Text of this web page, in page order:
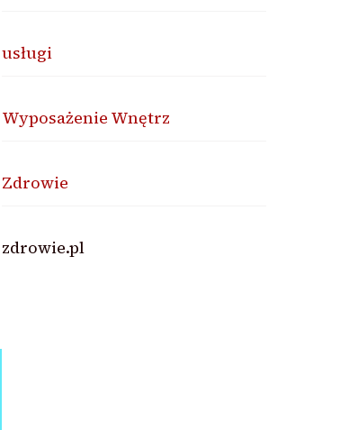
usługi
Wyposażenie Wnętrz
Zdrowie
zdrowie.pl